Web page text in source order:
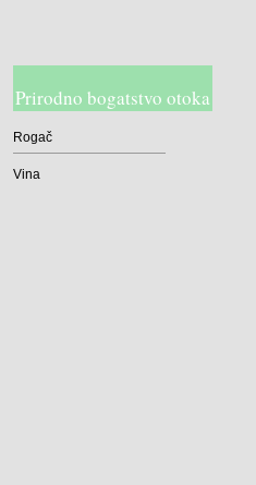
Prirodno bogatstvo otoka
Rogač
Vina